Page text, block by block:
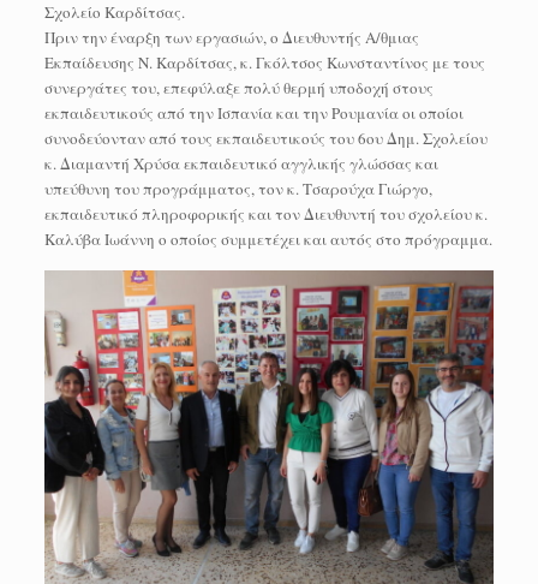
Σχολείο Καρδίτσας.
Πριν την έναρξη των εργασιών, ο Διευθυντής Α/θμιας
Εκπαίδευσης Ν. Καρδίτσας, κ. Γκόλτσος Κωνσταντίνος με τους
συνεργάτες του, επεφύλαξε πολύ θερμή υποδοχή στους
εκπαιδευτικούς από την Ισπανία και την Ρουμανία οι οποίοι
συνοδεύονταν από τους εκπαιδευτικούς του 6ου Δημ. Σχολείου
κ. Διαμαντή Χρύσα εκπαιδευτικό αγγλικής γλώσσας και
υπεύθυνη του προγράμματος, τον κ. Τσαρούχα Γιώργο,
εκπαιδευτικό πληροφορικής και τον Διευθυντή του σχολείου κ.
Καλύβα Ιωάννη ο οποίος συμμετέχει και αυτός στο πρόγραμμα.